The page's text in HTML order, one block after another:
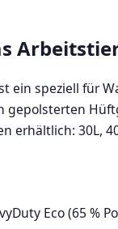
ein speziell für
erhältlich: 30L,
Eco (65 %